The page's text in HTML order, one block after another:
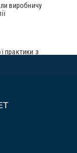
виробничу
практики з